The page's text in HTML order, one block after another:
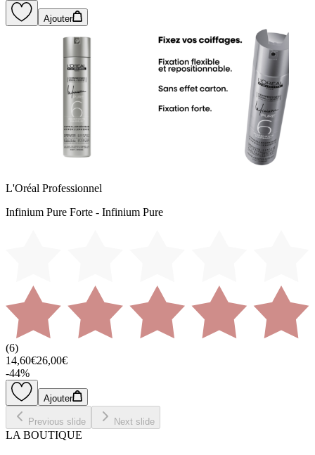
Ajouter
L'Oréal Professionnel
Infinium Pure Forte - Infinium Pure
(6)
14,60€26,00€
-44%
Ajouter
Previous slide Next slide
LA BOUTIQUE